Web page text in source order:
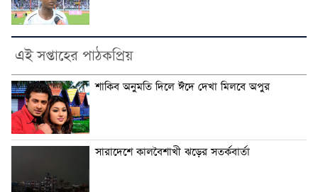
এই সপ্তাহের পাঠকপ্রিয়
শাকিব অনুমতি দিলে ঈদে দেখা মিলবে অপুর
সারাদেশে কালবৈশাখী ঝড়ের সতর্কবার্তা